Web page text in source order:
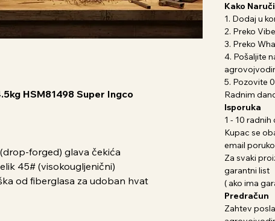
HSM81498 Super Ingco
forged) glava čekića
45# (visokougljenični)
od fiberglasa za udoban hvat
Kako
1. Dodaj u
2. Preko
3. Preko
4. Pošaljite
5. Pozovite
Radnim
Isporuka
1 - 10
Kupac se
email
Za svaki
garantni list
( ako ima
Predračun
Zahtev